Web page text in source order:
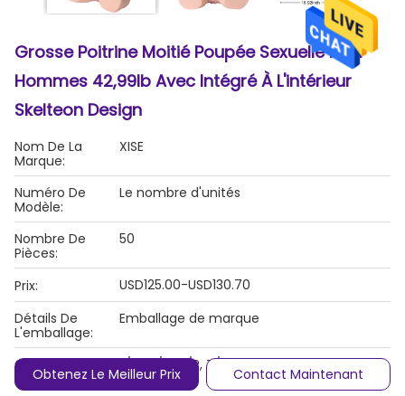
Grosse Poitrine Moitié Poupée Sexuelle Pour
Hommes 42,99lb Avec Intégré À L'intérieur
Skelteon Design
Nom De La
Marque:
XISE
Numéro De
Modèle:
Le nombre d'unités
Nombre De
Pièces:
50
Prix:
USD125.00-USD130.70
Détails De
L'emballage:
Emballage de marque
Conditions De
Paiement:
L/C, D/A, D/P, T/T, Western Union,
Obtenez Le Meilleur Prix Contact Maintenant